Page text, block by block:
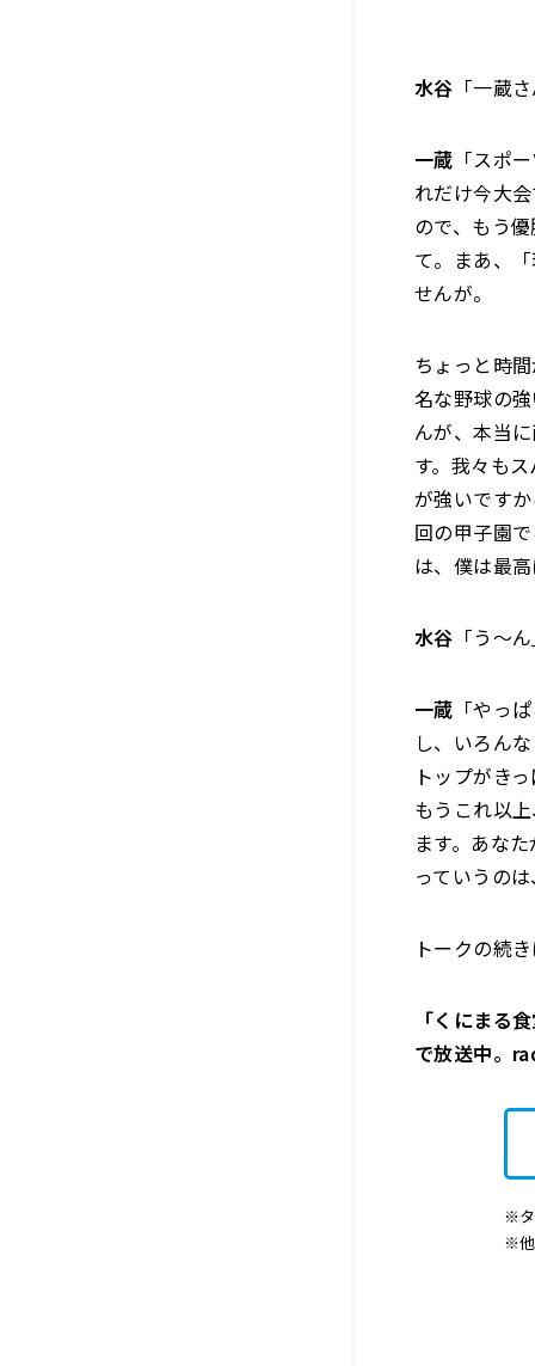
水谷 「一蔵
一蔵 「スポ
れだけ今大
ので、もう
て。まあ、
せんが。
ちょっと時
名な野球の
んが、本当
す。我々も
が強いです
回の甲子園
は、僕は最
水谷 「う～
一蔵 「やっ
し、いろん
トップがき
もうこれ以
ます。あな
っていうの
トークの続
「くにまる
で放送中。
※
※